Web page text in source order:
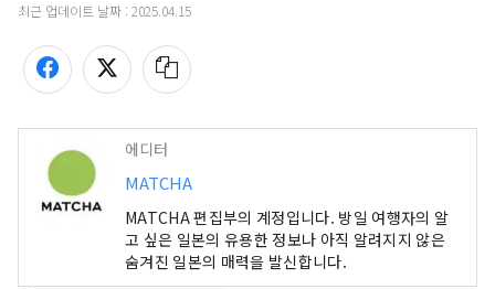
최근 업데이트 날짜 : 2025.04.15
에디터
MATCHA
MATCHA 편집부의 계정입니다. 방일 여행자의 알
고 싶은 일본의 유용한 정보나 아직 알려지지 않은
숨겨진 일본의 매력을 발신합니다.